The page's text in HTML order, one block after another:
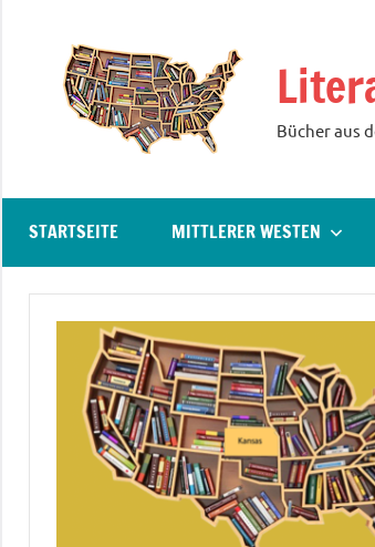
springen
Bücher aus
STARTSEITE MITTLERER WESTEN